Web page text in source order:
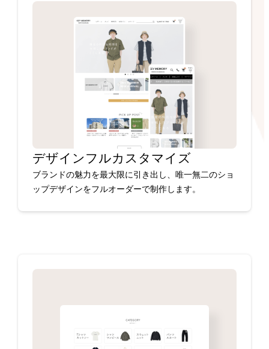
デザインフルカスタマイズ
ブランドの魅力を最大限に引き出し、唯一無二のショ
ップデザインをフルオーダーで制作します。